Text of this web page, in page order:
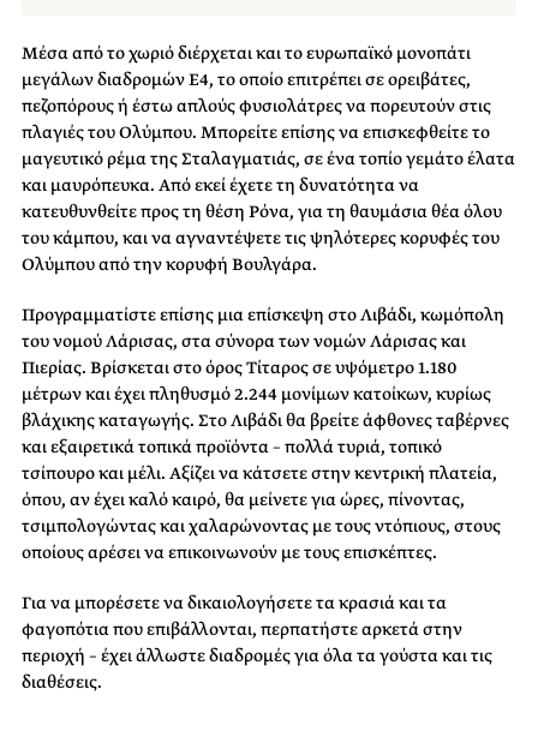
Μέσα από το χωριό διέρχεται και το ευρωπαϊκό μονοπάτι
μεγάλων διαδρομώνΕ4, το οποίο επιτρέπει σε ορειβάτες,
πεζοπόρους ή έστω απλούς φυσιολάτρες να πορευτούν στις
πλαγιές του Ολύμπου. Μπορείτε επίσης να επισκεφθείτε το
μαγευτικό ρέμα της Σταλαγματιάς, σε ένα τοπίο γεμάτο έλατα
και μαυρόπευκα. Από εκεί έχετε τη δυνατότητα να
κατευθυνθείτε προς τη θέση Ρόνα, για τη θαυμάσια θέα όλου
του κάμπου, και να αγναντέψετε τις ψηλότερες κορυφές του
Ολύμπου από την κορυφή Βουλγάρα.
Προγραμματίστε επίσης μια επίσκεψη στο Λιβάδι, κωμόπολη
του νομού Λάρισας, στα σύνορα των νομών Λάρισας και
Πιερίας. Βρίσκεται στο όροςΤίταροςσε υψόμετρο 1.180
μέτρων και έχει πληθυσμό 2.244 μονίμων κατοίκων, κυρίως
βλάχικης καταγωγής. Στο Λιβάδι θα βρείτε άφθονες ταβέρνες
και εξαιρετικά τοπικά προϊόντα – πολλά τυριά, τοπικό
τσίπουρο και μέλι. Αξίζει να κάτσετε στην κεντρική πλατεία,
όπου, αν έχει καλό καιρό, θα μείνετε για ώρες, πίνοντας,
τσιμπολογώντας και χαλαρώνοντας με τους ντόπιους, στους
οποίους αρέσει να επικοινωνούν με τους επισκέπτες.
Για να μπορέσετε να δικαιολογήσετε τα κρασιά και τα
φαγοπότια που επιβάλλονται, περπατήστε αρκετά στην
περιοχή – έχει άλλωστε διαδρομές για όλα τα γούστα και τις
διαθέσεις.